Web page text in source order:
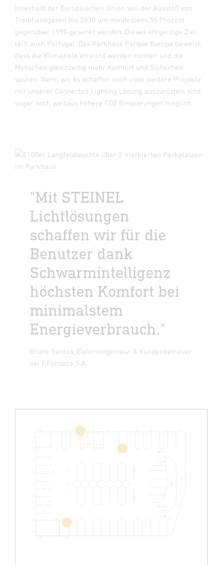
Innerhalb der Europäischen Union soll der Ausstoß von
Treibhausgasen bis 2030 um mindestens 55 Prozent
gegenüber 1990 gesenkt werden. Dieses ehrgeizige Ziel
teilt auch Portugal. Das Parkhaus Parque Europa beweist,
dass die Klimaziele erreicht werden können und die
Menschen gleichzeitig mehr Komfort und Sicherheit
spüren. Wenn wir es schaffen noch viele weitere Projekte
mit unserer Connected Lighting Lösung auszurüsten, sind
sogar noch weitaus höhere CO2 Einsparungen möglich.
"Mit STEINEL
Lichtlösungen
schaffen wir für die
Benutzer dank
Schwarmintelligenz
höchsten Komfort bei
minimalstem
Energieverbrauch."
Bruno Santos, Elektroingenieur & Kundenbetreuer
bei F.Fonseca S.A.